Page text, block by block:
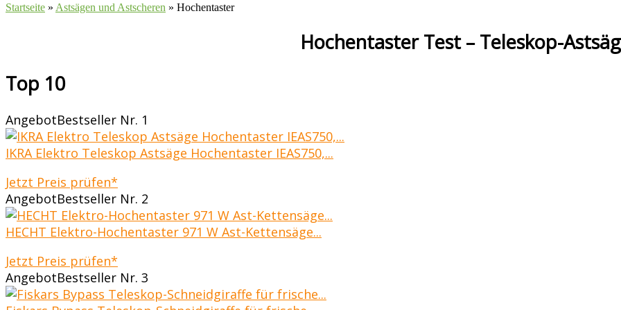
Startseite » Astsägen und Astscheren » Hochentaster
Hochentaster Test – Teleskop-
Top 10
AngebotBestseller Nr. 1
IKRA Elektro Teleskop Astsäge Hochentaster IEAS750,...
Jetzt Preis prüfen*
AngebotBestseller Nr. 2
HECHT Elektro-Hochentaster 971 W Ast-Kettensäge...
Jetzt Preis prüfen*
AngebotBestseller Nr. 3